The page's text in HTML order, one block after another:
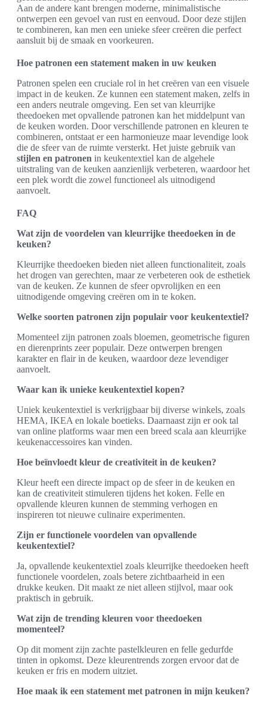
Aan de andere kant brengen moderne, minimalistische
ontwerpen een gevoel van rust en eenvoud. Door deze stijlen
te combineren, kan men een unieke sfeer creëren die perfect
aansluit bij de smaak en voorkeuren.
Hoe patronen een statement maken in uw keuken
Patronen spelen een cruciale rol in het creëren van een visuele
impact in de keuken. Ze kunnen een statement maken, zelfs in
een anders neutrale omgeving. Een set van kleurrijke
theedoeken met opvallende patronen kan het middelpunt van
de keuken worden. Door verschillende patronen en kleuren te
combineren, ontstaat er een harmonieuze maar levendige look
die de sfeer van de ruimte versterkt. Het juiste gebruik van
stijlen en patronen in keukentextiel kan de algehele
uitstraling van de keuken aanzienlijk verbeteren, waardoor het
een plek wordt die zowel functioneel als uitnodigend
aanvoelt.
FAQ
Wat zijn de voordelen van kleurrijke theedoeken in de
keuken?
Kleurrijke theedoeken bieden niet alleen functionaliteit, zoals
het drogen van gerechten, maar ze verbeteren ook de esthetiek
van de keuken. Ze kunnen de sfeer opvrolijken en een
uitnodigende omgeving creëren om in te koken.
Welke soorten patronen zijn populair voor keukentextiel?
Momenteel zijn patronen zoals bloemen, geometrische figuren
en dierenprints zeer populair. Deze ontwerpen brengen
karakter en flair in de keuken, waardoor deze levendiger
aanvoelt.
Waar kan ik unieke keukentextiel kopen?
Uniek keukentextiel is verkrijgbaar bij diverse winkels, zoals
HEMA, IKEA en lokale boetieks. Daarnaast zijn er ook tal
van online platforms waar men een breed scala aan kleurrijke
keukenaccessoires kan vinden.
Hoe beïnvloedt kleur de creativiteit in de keuken?
Kleur heeft een directe impact op de sfeer in de keuken en
kan de creativiteit stimuleren tijdens het koken. Felle en
opvallende kleuren kunnen de stemming verhogen en
inspireren tot nieuwe culinaire experimenten.
Zijn er functionele voordelen van opvallende
keukentextiel?
Ja, opvallende keukentextiel zoals kleurrijke theedoeken heeft
functionele voordelen, zoals betere zichtbaarheid in een
drukke keuken. Dit maakt ze niet alleen stijlvol, maar ook
praktisch in gebruik.
Wat zijn de trending kleuren voor theedoeken
momenteel?
Op dit moment zijn zachte pastelkleuren en felle gedurfde
tinten in opkomst. Deze kleurentrends zorgen ervoor dat de
keuken er fris en modern uitziet.
Hoe maak ik een statement met patronen in mijn keuken?